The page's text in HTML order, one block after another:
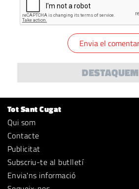
DESTAQUEM
Tot Sant Cugat
Qui som
Contacte
Publicitat
Subscriu-te al butlletí
Envia'ns informació